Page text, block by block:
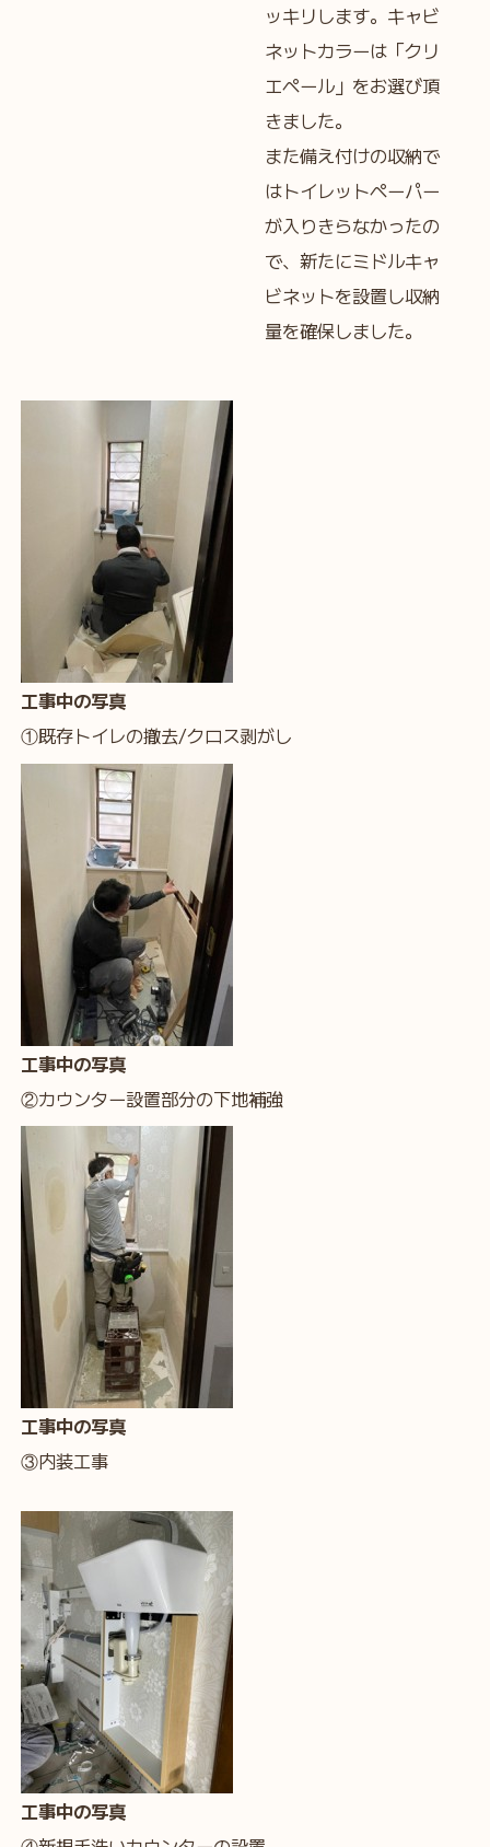
ッキリします。キャビ
ネットカラーは「クリ
エペール」をお選び頂
きました。
また備え付けの収納で
はトイレットペーパー
が入りきらなかったの
で、新たにミドルキャ
ビネットを設置し収納
量を確保しました。
工事中の写真
①既存トイレの撤去/クロス剥がし
工事中の写真
②カウンター設置部分の下地補強
工事中の写真
③内装工事
工事中の写真